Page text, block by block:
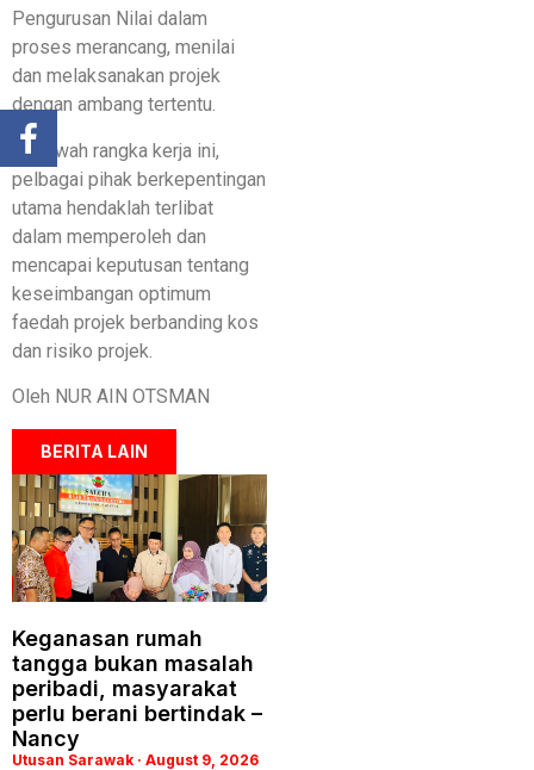
Pengurusan Nilai dalam
proses merancang, menilai
dan melaksanakan projek
dengan ambang tertentu.
Di bawah rangka kerja ini,
pelbagai pihak berkepentingan
utama hendaklah terlibat
dalam memperoleh dan
mencapai keputusan tentang
keseimbangan optimum
faedah projek berbanding kos
dan risiko projek.
Oleh NUR AIN OTSMAN
BERITA LAIN
Keganasan rumah
tangga bukan masalah
peribadi, masyarakat
perlu berani bertindak –
Nancy
Utusan Sarawak August 9, 2026